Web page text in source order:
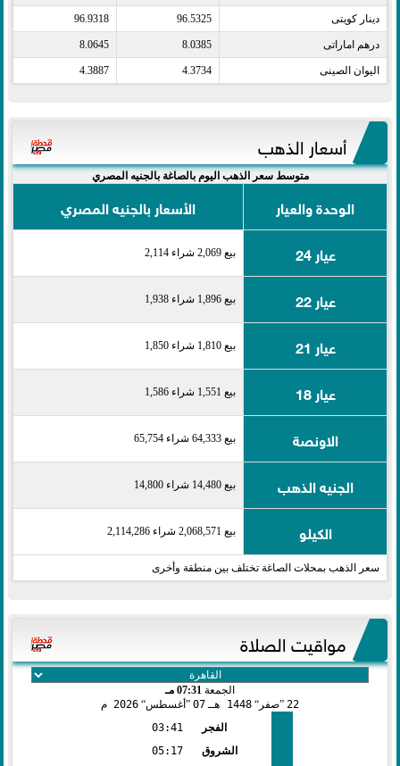
دينار كويتى​ 96.5325
96.9318
درهم اماراتى​ 8.0385
8.0645
اليوان الصينى​ 4.3734
4.3887
أسعار الذهب
متوسط سعر الذهب اليوم بالصاغة بالجنيه المصري
الوحدة والعيار
الأسعار بالجنيه المصري
عيار 24
بيع 2,069 شراء 2,114
عيار 22 بيع 1,896 شراء 1,938
عيار 21 بيع 1,810 شراء 1,850
عيار 18 بيع 1,551 شراء 1,586
الاونصة بيع 64,333 شراء 65,754
الجنيه الذهب بيع 14,480 شراء 14,800
الكيلو بيع 2,068,571 شراء 2,114,286
سعر الذهب بمحلات الصاغة تختلف بين منطقة وأخرى
مواقيت الصلاة
الجمعة 07:31 مـ
22
صفر 1448 هـ 07 أغسطس 2026 م
الفجر
03:41
الشروق
05:17